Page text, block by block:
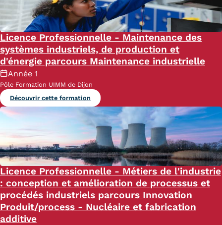
Licence Professionnelle - Maintenance des
systèmes industriels, de production et
d'énergie parcours Maintenance industrielle
Année 1
Pôle Formation UIMM de Dijon
Découvrir cette formation
Licence Professionnelle - Métiers de l'industrie
: conception et amélioration de processus et
procédés industriels parcours Innovation
Produit/process - Nucléaire et fabrication
additive